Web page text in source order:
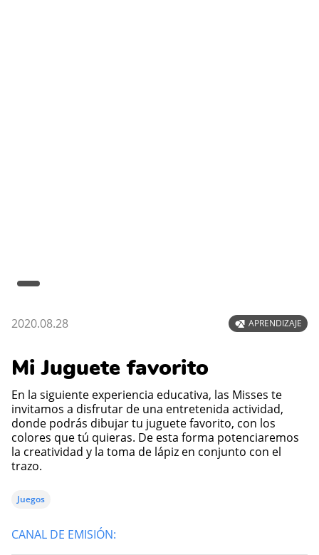
2020.08.28 APRENDIZAJE
Mi Juguete favorito
En la siguiente experiencia educativa, las Misses te
invitamos a disfrutar de una entretenida actividad,
donde podrás dibujar tu juguete favorito, con los
colores que tú quieras. De esta forma potenciaremos
la creatividad y la toma de lápiz en conjunto con el
trazo.
Juegos
CANAL DE EMISIÓN: